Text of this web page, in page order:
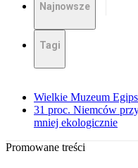
Najnowsze
Tagi
Wielkie Muzeum
31 proc. Niemców
mniej ekologicznie
Promowane treści